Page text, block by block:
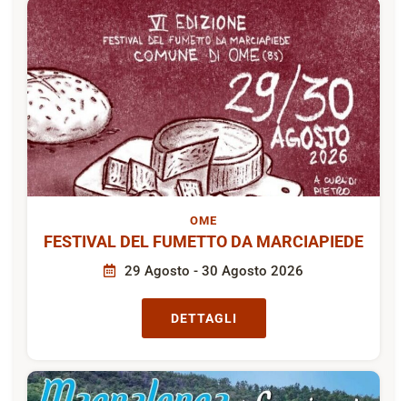
OME
FESTIVAL DEL FUMETTO DA MARCIAPIEDE
29 Agosto - 30 Agosto 2026
DETTAGLI